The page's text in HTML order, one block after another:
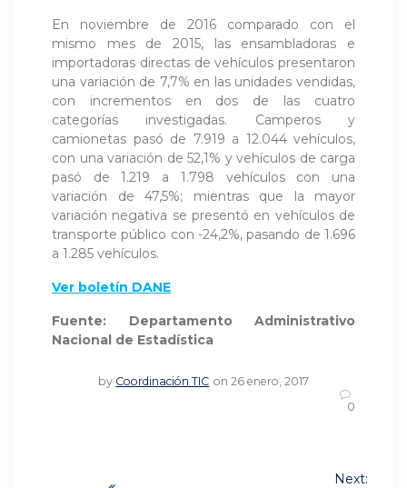
En noviembre de 2016 comparado con el
mismo mes de 2015, las ensambladoras e
importadoras directas de vehículos presentaron
una variación de 7,7% en las unidades vendidas,
con incrementos en dos de las cuatro
categorías investigadas. Camperos y
camionetas pasó de 7.919 a 12.044 vehículos,
con una variación de 52,1% y vehículos de carga
pasó de 1.219 a 1.798 vehículos con una
variación de 47,5%; mientras que la mayor
variación negativa se presentó en vehículos de
transporte público con -24,2%, pasando de 1.696
a 1.285 vehículos.
Ver boletín DANE
Fuente: Departamento Administrativo
Nacional de Estadística
by Coordinación TIC on 26 enero, 2017
0
Next: